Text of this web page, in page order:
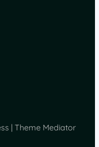
| Theme Mediator